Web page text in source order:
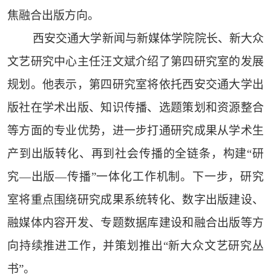
焦融合出版方向。
西安交通大学新闻与新媒体学院院长、新大众
文艺研究中心主任汪文斌介绍了第四研究室的发展
规划。他表示，第四研究室将依托西安交通大学出
版社在学术出版、知识传播、选题策划和资源整合
等方面的专业优势，进一步打通研究成果从学术生
产到出版转化、再到社会传播的全链条，构建“研
究—出版—传播”一体化工作机制。下一步，研究
室将重点围绕研究成果系统转化、数字出版建设、
融媒体内容开发、专题数据库建设和融合出版等方
向持续推进工作，并策划推出“新大众文艺研究丛
书”。